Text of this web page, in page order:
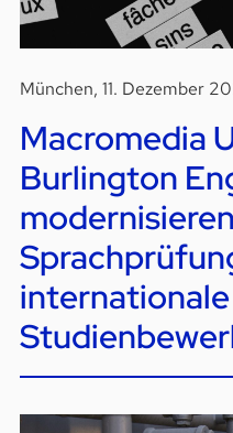
München, 11. Dezember
Macromedia
Burlington
modernisieren
internationale